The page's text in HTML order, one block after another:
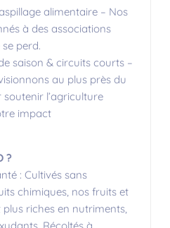
alimentaire – Nos
à des associations
perd.
saison & circuits courts –
au plus près du
l’agriculture
impact
?
: Cultivés sans
chimiques, nos fruits et
riches en nutriments,
Récoltés à